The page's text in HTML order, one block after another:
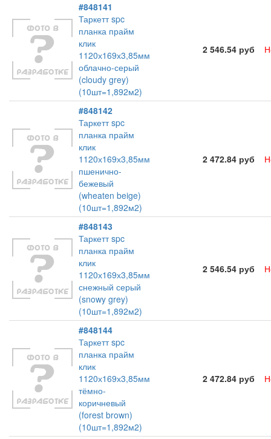
#848141
Таркетт spc
планка прайм
клик
1120х169х3,85мм
облачно-серый
(cloudy grey)
(10шт=1,892м2)
2 546.54 руб
#848142
Таркетт spc
планка прайм
клик
1120х169х3,85мм
пшенично-
бежевый
(wheaten beige)
(10шт=1,892м2)
2 472.84 руб
#848143
Таркетт spc
планка прайм
клик
1120х169х3,85мм
снежный серый
(snowy grey)
(10шт=1,892м2)
2 546.54 руб
#848144
Таркетт spc
планка прайм
клик
1120х169х3,85мм
тёмно-
коричневый
(forest brown)
(10шт=1,892м2)
2 472.84 руб